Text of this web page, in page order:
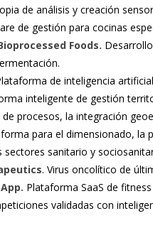
de análisis y creación
de gestión para cocinas
Foods.
de inteligencia
inteligente de gestión
procesos, la integración
para el dimensionado, la
sectores sanitario y
. Virus oncolítico de
Plataforma SaaS de
validadas con